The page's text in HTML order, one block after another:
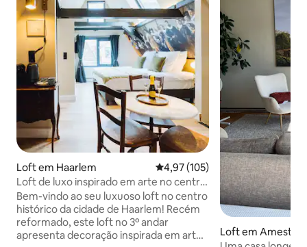
Loft em Haarlem Classificação média de 4,97 em
4,97 (105)
Loft de luxo inspirado em arte no centro
histórico da cidade!
Bem-vindo ao seu luxuoso loft no centro
histórico da cidade de Haarlem! Recém
reformado, este loft no 3º andar
apresenta decoração inspirada em arte
Loft em